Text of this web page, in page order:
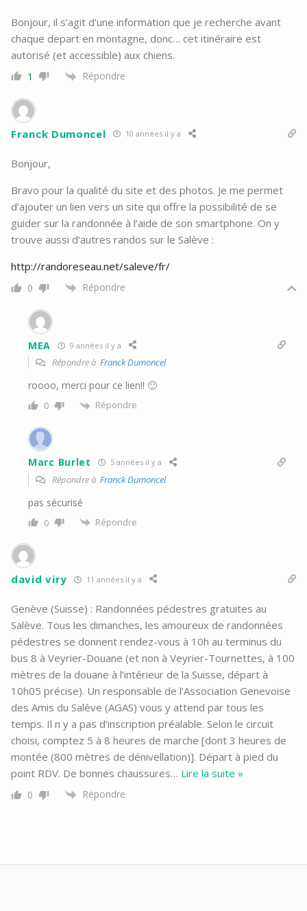
Bonjour, il s’agit d’une information que je recherche avant
chaque depart en montagne, donc… cet itinéraire est
autorisé (et accessible) aux chiens.
1 Répondre
Franck Dumoncel 10 années il y a
Bonjour,
Bravo pour la qualité du site et des photos. Je me permet
d’ajouter un lien vers un site qui offre la possibilité de se
guider sur la randonnée à l’aide de son smartphone. On y
trouve aussi d’autres randos sur le Salève :
http://randoreseau.net/saleve/fr/
0 Répondre
MEA 9 années il y a
Répondre à Franck Dumoncel
roooo, merci pour ce lien!! 🙂
0 Répondre
Marc Burlet 5 années il y a
Répondre à Franck Dumoncel
pas sécurisé
0 Répondre
david viry 11 années il y a
Genève (Suisse) : Randonnées pédestres gratuites au
Salève. Tous les dimanches, les amoureux de randonnées
pédestres se donnent rendez-vous à 10h au terminus du
bus 8 à Veyrier-Douane (et non à Veyrier-Tournettes, à 100
mètres de la douane à l’intérieur de la Suisse, départ à
10h05 précise). Un responsable de l’Association Genevoise
des Amis du Salève (AGAS) vous y attend par tous les
temps. Il n y a pas d’inscription préalable. Selon le circuit
choisi, comptez 5 à 8 heures de marche [dont 3 heures de
montée (800 mètres de dénivellation)]. Départ à pied du
point RDV. De bonnes chaussures… Lire la suite »
0 Répondre